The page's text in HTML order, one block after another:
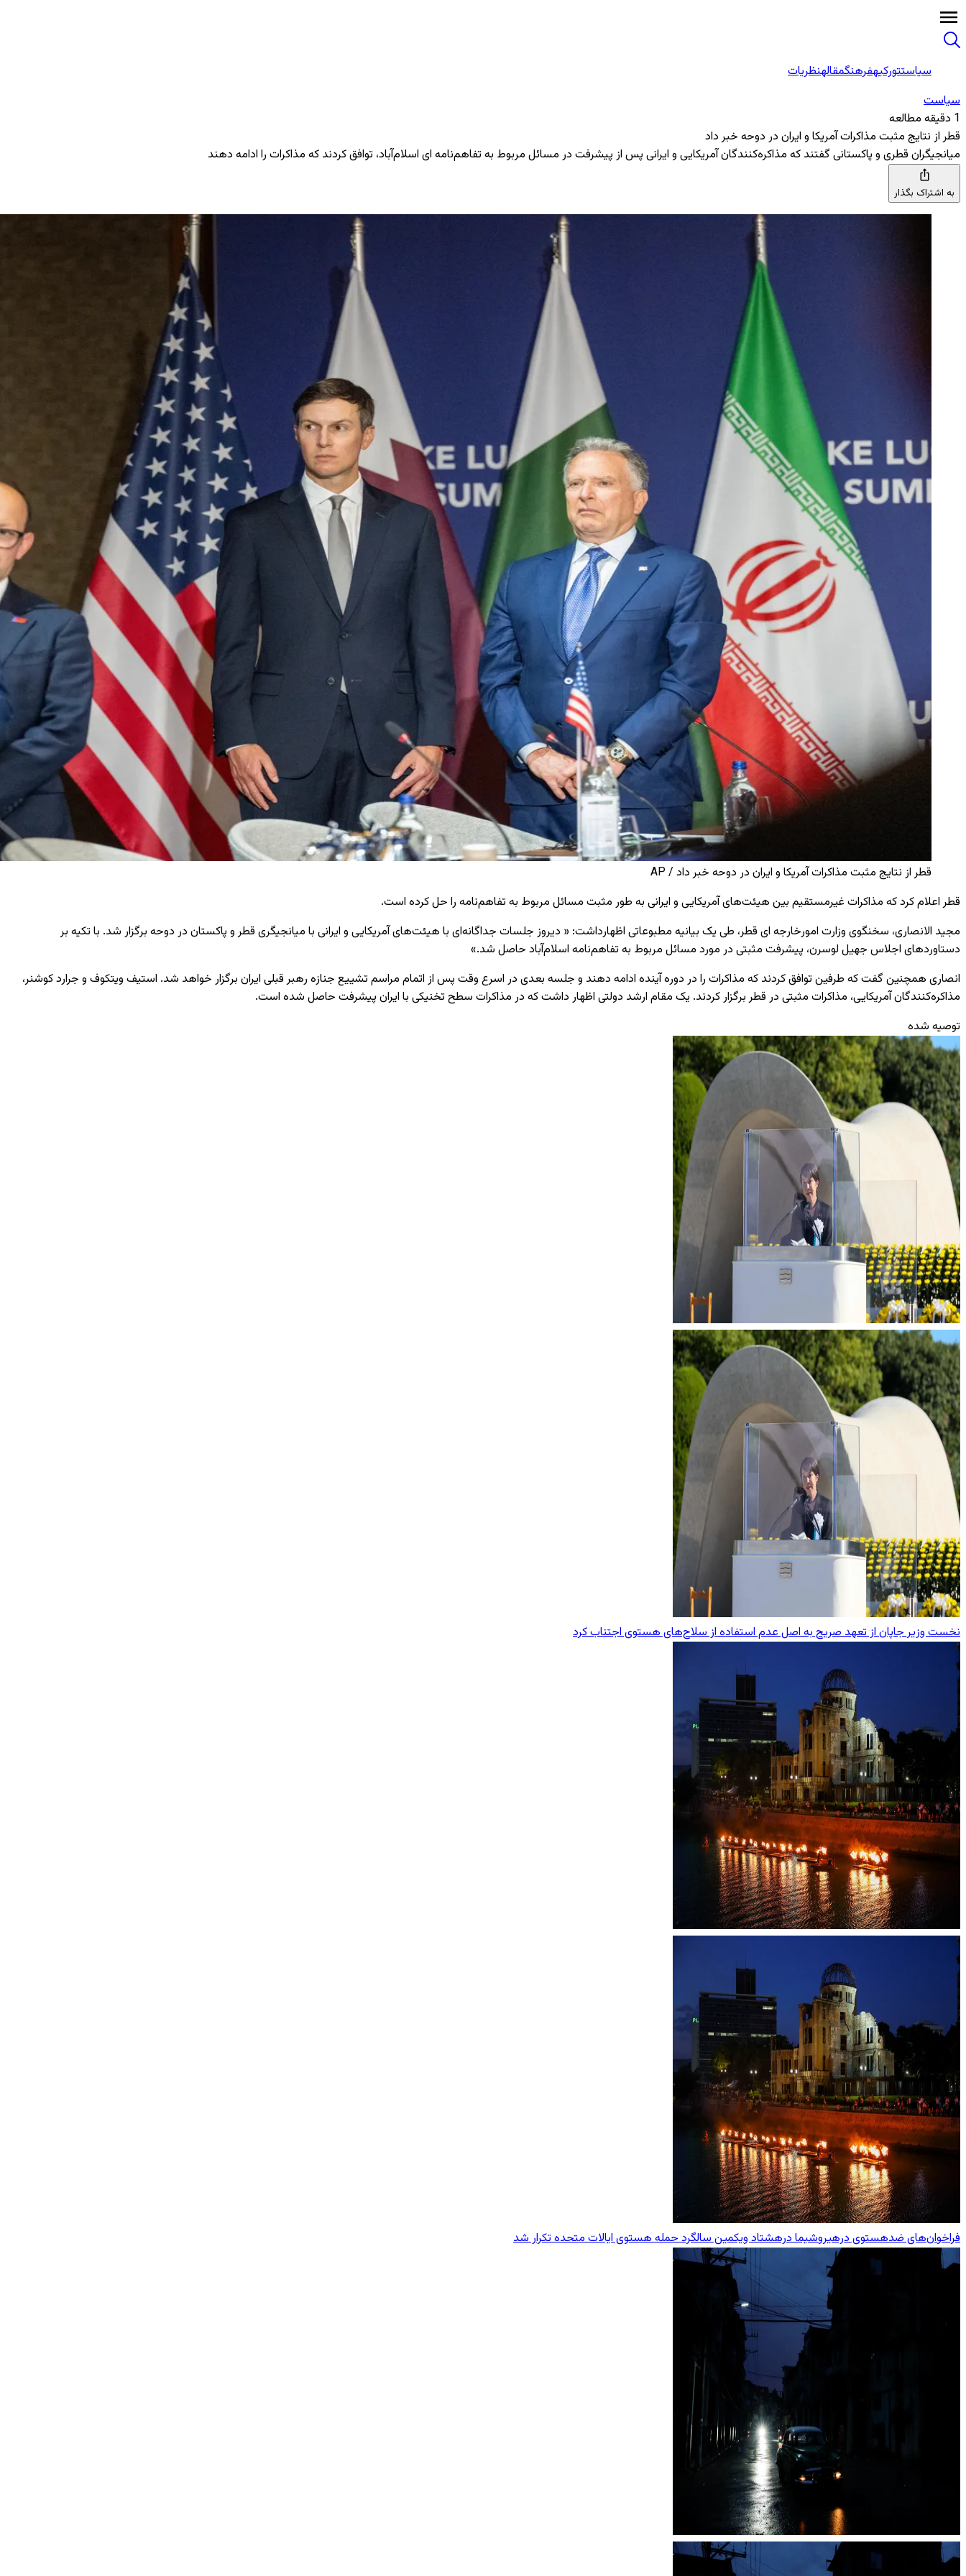
سیاستتورکیهفرهنگمقالهنظریات
سیاست
1 دقیقه مطالعه
قطر از نتایج مثبت مذاکرات آمریکا و ایران در دوحه خبر داد
میانجیگران قطری و پاکستانی گفتند که مذاکره‌کنندگان آمریکایی و ایرانی پس از پیشرفت در مسائل مربوط به تفاهم‌نامه ای اسلام‌آباد، توافق کردند که مذاکرات را ادامه دهند
به اشتراک بگذار
قطر از نتایج مثبت مذاکرات آمریکا و ایران در دوحه خبر داد / AP
قطر اعلام کرد که مذاکرات غیرمستقیم بین هیئت‌های آمریکایی و ایرانی به طور مثبت مسائل مربوط به تفاهم‌نامه را حل کرده است.
مجید الانصاری، سخنگوی وزارت امورخارجه ای قطر، طی یک بیانیه مطبوعاتی اظهارداشت: « دیروز جلسات جداگانه‌ای با هیئت‌های آمریکایی و ایرانی با میانجیگری قطر و پاکستان در دوحه برگزار شد. با تکیه بر
دستاوردهای اجلاس جهیل لوسرن، پیشرفت مثبتی در مورد مسائل مربوط به تفاهم‌نامه اسلام‌آباد حاصل شد.»
انصاری همچنین گفت که طرفین توافق کردند که مذاکرات را در دوره آینده ادامه دهند و جلسه بعدی در اسرع وقت پس از اتمام مراسم تشییع جنازه رهبر قبلی ایران برگزار خواهد شد. استیف ویتکوف و جرارد کوشنر،
مذاکره‌کنندگان آمریکایی، مذاکرات مثبتی در قطر برگزار کردند. یک مقام ارشد دولتی اظهار داشت که در مذاکرات سطح تخنیکی با ایران پیشرفت حاصل شده است.
توصیه شده
نخست وزیر جاپان از تعهد صریح به اصل عدم استفاده از سلاح‌های هستوی اجتناب کرد
فراخوان‌های ضدهستوی درهیروشیما درهشتاد ویکمین سالگرد حمله هستوی ایالات متحده تکرار شد